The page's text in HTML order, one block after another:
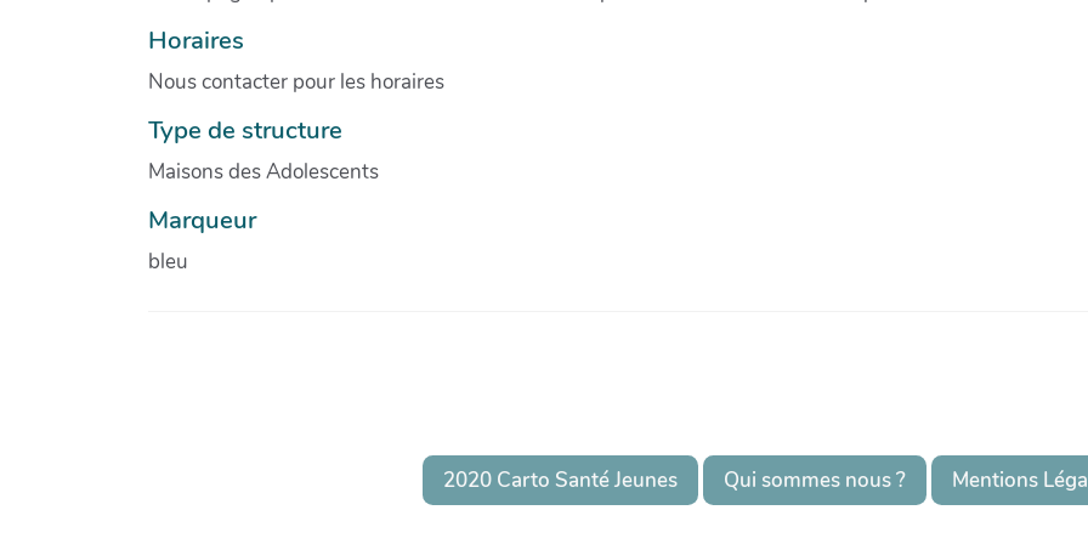
Horaires
Nous contacter pour les horaires
Type de structure
Maisons des Adolescents
Marqueur
bleu
2020 Carto Santé Jeunes Qui sommes nous ? Mentions